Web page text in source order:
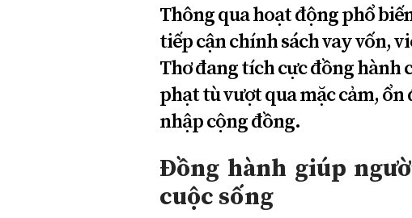
Thông qua hoạt động phổ
tiếp cận chính sách vay vốn,
Thơ đang tích cực đồng hành
phạt tù vượt qua mặc cảm, ổn
nhập cộng đồng.
Đồng hành giúp
cuộc sống